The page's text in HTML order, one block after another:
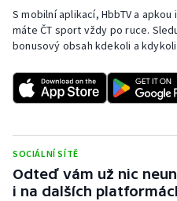
Veslování
Vodní slalom
Ostatní
S mobilní aplikací, HbbTV a
máte ČT sport vždy po ruce.
bonusový obsah kdekoli a kdykoli.
SOCIÁLNÍ SÍTĚ
Odteď vám už nic
i na dalších